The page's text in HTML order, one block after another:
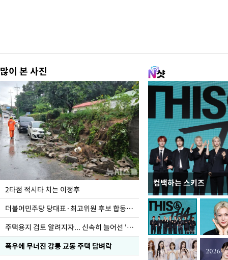
많이 본 사진
2타점 적시타 치는 이정후
더불어민주당 당대표·최고위원 후보 합동연설회
주택용지 검토 알려지자... 신속히 늘어선 '근조화환'
폭우에 무너진 강릉 교동 주택 담벼락
컴백하는 스키즈
청와대 일주일